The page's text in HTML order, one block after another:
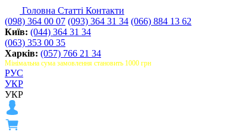
Головна Статті Контакти
(098) 364 00 07 (093) 364 31 34 (066) 884 13 62
Київ: (044) 364 31 34
(063) 353 00 35
Харків: (057) 766 21 34
Мінімальна сума замовлення становить 1000 грн
РУС
УКР
УКР